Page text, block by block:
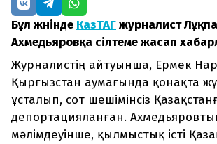
Бұл жөнінде КазТАГжурналист
Ахмедьяровқа сілтеме жасап
Журналистің айтуынша, Ермек
Қырғызстан аумағында қонақта
ұсталып, сот шешімінсіз
депортацияланған.
мәлімдеуінше, қылмыстық істі